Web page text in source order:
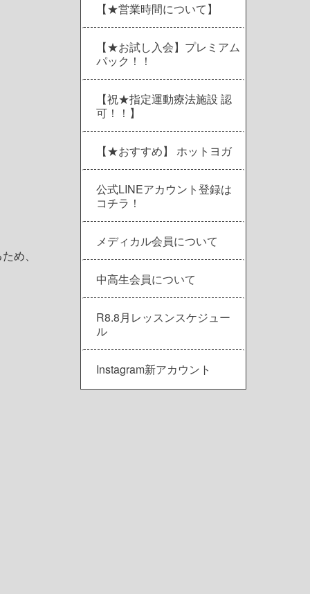
め、
【★営業時間について】
【★お試し入会】プレミアム
パック！！
【祝★指定運動療法施設 認
可！！】
【★おすすめ】 ホットヨガ
公式LINEアカウント登録は
コチラ！
メディカル会員について
中高生会員について
R8.8月レッスンスケジュー
ル
Instagram新アカウント